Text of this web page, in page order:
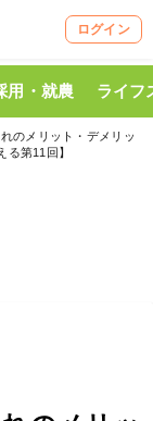
ログイン
用・就農 ライフ
のメリット・デメリッ
る第11回】